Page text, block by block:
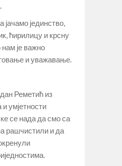
јачамо јединство,
ћирилицу и крсну
је важно
и уважавање.
Реметић из
умјетности
се нада да смо са
рашчистили и да